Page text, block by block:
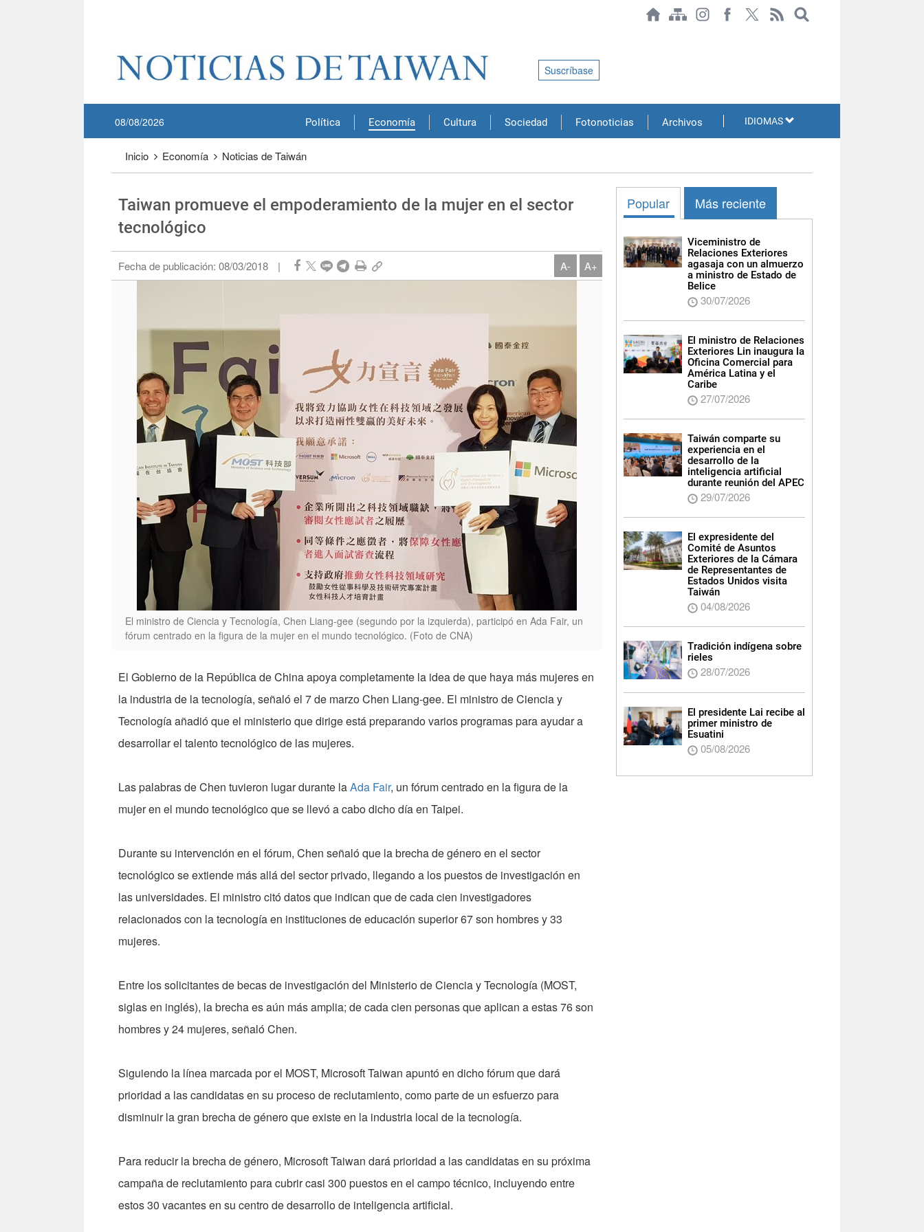
Política Economía Cultura Sociedad Fotonoticias Archivos
08/08/2026
Suscríbase
IDIOMAS
Inicio Economía Noticias de Taiwán
Taiwan promueve el empoderamiento de la mujer en el sector
tecnológico
Fecha de publicación: 08/03/2018 | A- A+
El ministro de Ciencia y Tecnología, Chen Liang-gee (segundo por la izquierda), participó en Ada Fair, un
fórum centrado en la figura de la mujer en el mundo tecnológico. (Foto de CNA)
El Gobierno de la República de China apoya completamente la idea de que haya más mujeres en
la industria de la tecnología, señaló el 7 de marzo Chen Liang-gee. El ministro de Ciencia y
Tecnología añadió que el ministerio que dirige está preparando varios programas para ayudar a
desarrollar el talento tecnológico de las mujeres.
Las palabras de Chen tuvieron lugar durante laAda Fair, un fórum centrado en la figura de la
mujer en el mundo tecnológico que se llevó a cabo dicho día en Taipei.
Durante su intervención en el fórum, Chen señaló que la brecha de género en el sector
tecnológico se extiende más allá del sector privado, llegando a los puestos de investigación en
las universidades. El ministro citó datos que indican que de cada cien investigadores
relacionados con la tecnología en instituciones de educación superior 67 son hombres y 33
mujeres.
Entre los solicitantes de becas de investigación del Ministerio de Ciencia y Tecnología (MOST,
siglas en inglés), la brecha es aún más amplia; de cada cien personas que aplican a estas 76 son
hombres y 24 mujeres, señaló Chen.
Siguiendo la línea marcada por el MOST, Microsoft Taiwan apuntó en dicho fórum que dará
prioridad a las candidatas en su proceso de reclutamiento, como parte de un esfuerzo para
disminuir la gran brecha de género que existe en la industria local de la tecnología.
Para reducir la brecha de género, Microsoft Taiwan dará prioridad a las candidatas en su próxima
campaña de reclutamiento para cubrir casi 300 puestos en el campo técnico, incluyendo entre
estos 30 vacantes en su centro de desarrollo de inteligencia artificial.
Popular Más reciente
Viceministro de
Relaciones Exteriores
agasaja con un almuerzo
a ministro de Estado de
Belice
30/07/2026
El ministro de Relaciones
Exteriores Lin inaugura la
Oficina Comercial para
América Latina y el
Caribe
27/07/2026
Taiwán comparte su
experiencia en el
desarrollo de la
inteligencia artificial
durante reunión del APEC
29/07/2026
El expresidente del
Comité de Asuntos
Exteriores de la Cámara
de Representantes de
Estados Unidos visita
Taiwán
04/08/2026
Tradición indígena sobre
rieles
28/07/2026
El presidente Lai recibe al
primer ministro de
Esuatini
05/08/2026